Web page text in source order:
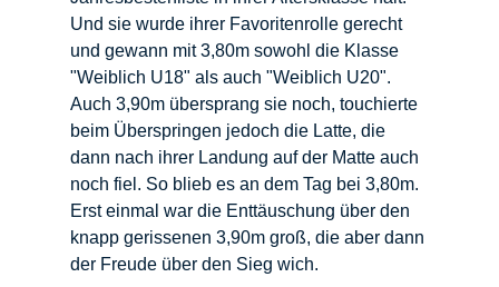
Und sie wurde ihrer Favoritenrolle gerecht
und gewann mit 3,80m sowohl die Klasse
"Weiblich U18" als auch "Weiblich U20".
Auch 3,90m übersprang sie noch, touchierte
beim Überspringen jedoch die Latte, die
dann nach ihrer Landung auf der Matte auch
noch fiel. So blieb es an dem Tag bei 3,80m.
Erst einmal war die Enttäuschung über den
knapp gerissenen 3,90m groß, die aber dann
der Freude über den Sieg wich.